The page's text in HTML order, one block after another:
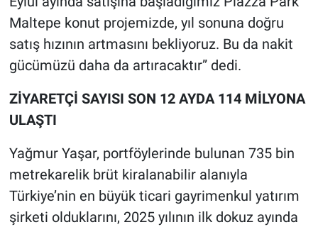
Maltepe konut projemizde, yıl sonuna doğru
satış hızının artmasını bekliyoruz. Bu da nakit
gücümüzü daha da artıracaktır” dedi.
ZİYARETÇİ SAYISI SON 12 AYDA 114 MİLYONA
ULAŞTI
Yağmur Yaşar, portföylerinde bulunan 735 bin
metrekarelik brüt kiralanabilir alanıyla
Türkiye’nin en büyük ticari gayrimenkul yatırım
şirketi olduklarını, 2025 yılının ilk dokuz ayında